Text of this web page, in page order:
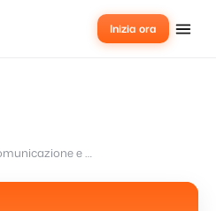
Inizia ora
Portale clienti: centralizzare comunicazione e tracciamento progetti